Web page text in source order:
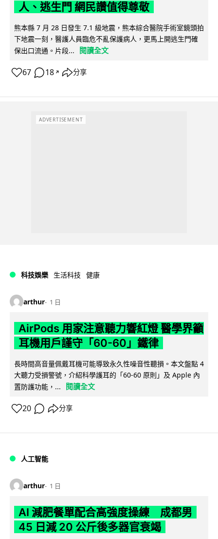
人、逃生門 網民讚值得尊敬
熊本縣 7 月 28 日發生 7.1 級地震，熊本綜合醫院手術室鏡頭拍
下地震一刻，醫護人員臨危不亂保護病人，更馬上開逃生門確
保出口流通。片段...
閱讀全文
67 18 ↗ 分享
ADVERTISEMENT
科技娛樂 生活科技 健康
arthur 1 日
AirPods 用家注意聽力響紅燈 醫學界籲
耳機用戶謹守「60-60」鐵律
長時間高音量佩戴耳機可能導致永久性噪音性聽損。本文盤點 4
大聽力受損警號，介紹科學護耳的「60-60 原則」及 Apple 內
置防護功能，...
閱讀全文
20 分享
人工智能
arthur 1 日
AI 減肥餐單配合高強度操練 成都男
45 日減 20 公斤後多器官衰竭